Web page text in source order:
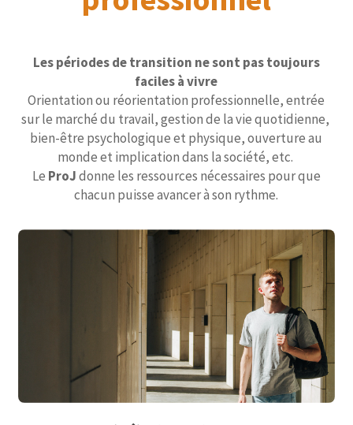
Les périodes de transition ne sont pas toujours
faciles à vivre
Orientation ou réorientation professionnelle, entrée
sur le marché du travail, gestion de la vie quotidienne,
bien-être psychologique et physique, ouverture au
monde et implication dans la société, etc.
Le ProJdonne les ressources nécessaires pour que
chacun puisse avancer à son rythme.